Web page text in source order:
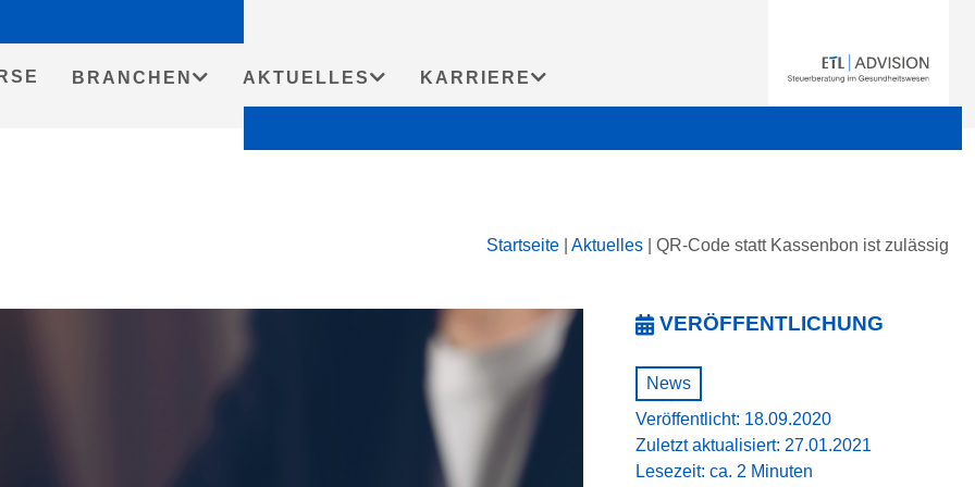
BRANCHEN AKTUELLES KARRIERE
Startseite Aktuelles QR-Code statt Kassenbon ist zulässig
VERÖFFENTLICHUNG
News
Veröffentlicht: 18.09.2020
Zuletzt aktualisiert: 27.01.2021
Lesezeit: ca. 2 Minuten